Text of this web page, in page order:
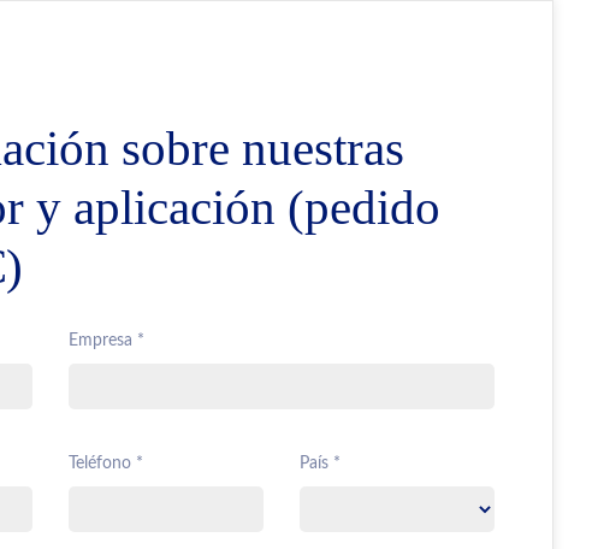
sobre nuestras
y aplicación (pedido
Empresa *
Teléfono * País *